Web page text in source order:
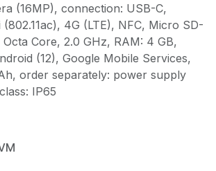
(16MP), connection: USB-C,
4G (LTE), NFC, Micro SD-
Core, 2.0 GHz, RAM: 4 GB,
(12), Google Mobile Services,
order separately: power supply
IP65